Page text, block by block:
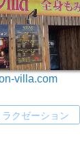
villa.com
ラクゼーション